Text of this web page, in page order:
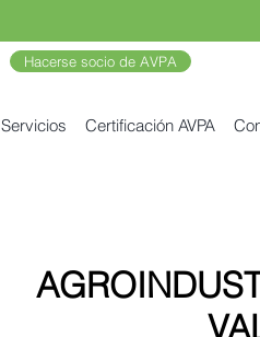
Hacerse socio de AVPA
Servicios Certificación AVPA